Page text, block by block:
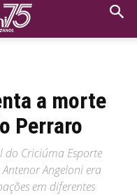
a morte
Perraro
Criciúma Esporte
Angeloni era
em diferentes